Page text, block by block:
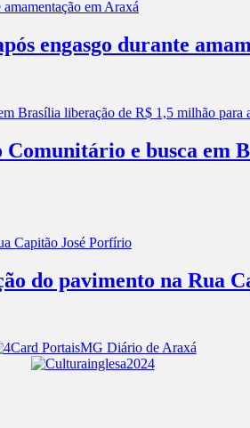
engasgo durante
e busca em
do pavimento na Rua